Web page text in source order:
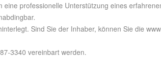
professionelle Unterstützung eines
Sind Sie der Inhaber, können Sie die
3340 vereinbart werden.